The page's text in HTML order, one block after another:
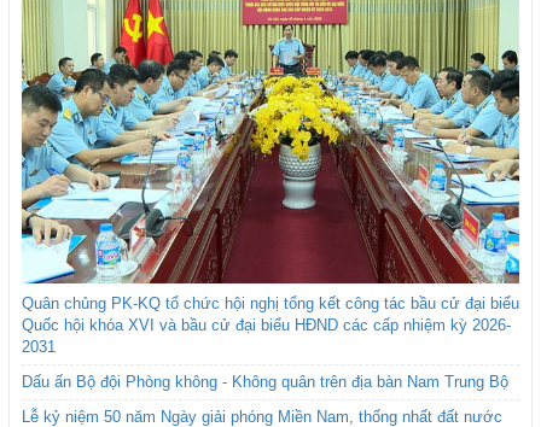
Quân chủng PK-KQ tổ chức hội nghị tổng kết công tác bầu cử đại biểu
Quốc hội khóa XVI và bầu cử đại biểu HĐND các cấp nhiệm kỳ 2026-
2031
Dấu ấn Bộ đội Phòng không - Không quân trên địa bàn Nam Trung Bộ
Lễ kỷ niệm 50 năm Ngày giải phóng Miền Nam, thống nhất đất nước